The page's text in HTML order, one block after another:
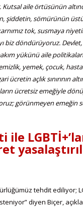
aile örtüsünün
şiddetin, sömürünün
tok, susmaya
biz döndürüyoruz.
yükünü aile
yemek, çocuk,
ücretin açlık sınırının
ücretsiz emeğiyle
görünmeyen emeğin
ile
tehdit ediliyor;
diyen Biçer,